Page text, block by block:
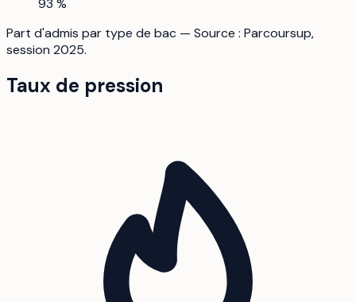
Part d'admis par type de bac — Source : Parcoursup,
session 2025.
Taux de pression